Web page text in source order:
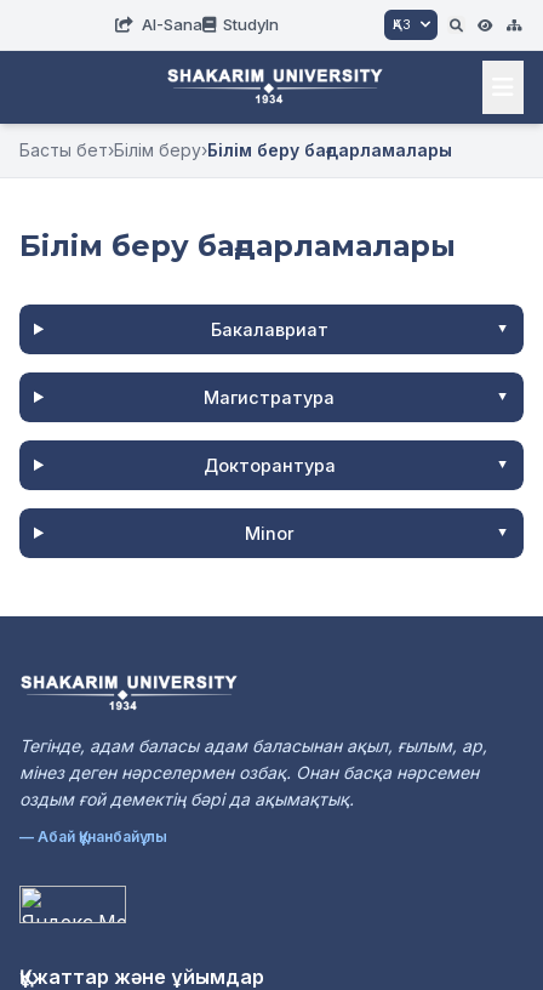
AI-Sana StudyIn ҚАЗ
Басты бет›Білім беру›Білім беру бағдарламалары
Білім беру бағдарламалары
Бакалавриат
Магистратура
Докторантура
Minor
Тегінде, адам баласы адам баласынан ақыл, ғылым, ар,
мінез деген нәрселермен озбақ. Онан басқа нәрсемен
оздым ғой демектің бәрі да ақымақтық.
— Абай Құнанбайұлы
Құжаттар және ұйымдар